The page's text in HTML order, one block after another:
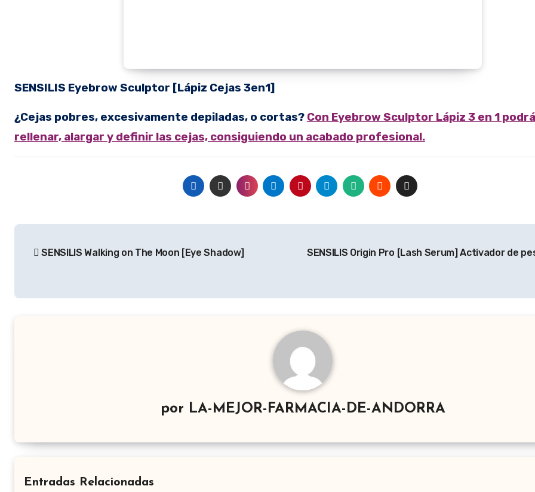
SENSILIS Eyebrow Sculptor [Lápiz Cejas 3en1]
¿Cejas pobres, excesivamente depiladas, o cortas? Con Eyebrow Sculptor Lápiz 3 en 1
rellenar, alargar y definir las cejas, consiguiendo un acabado profesional.
de SENSILIS Walking on The Moon [Eye Shadow] SENSILIS Origin Pro [Lash Serum] Activador de
por LA-MEJOR-FARMACIA-DE-ANDORRA
Entradas Relacionadas